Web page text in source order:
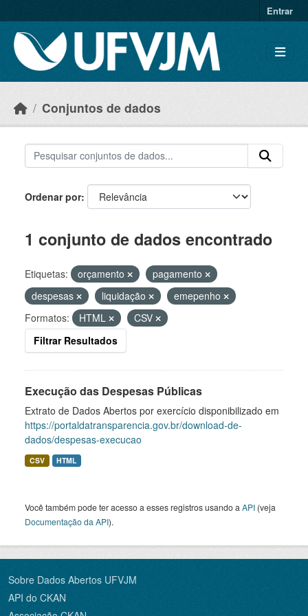
Entrar
Conjuntos de dados
Ordenar por
1 conjunto de dados encontrado
Etiquetas: orçamento
pagamento
despesas
liquidação
emepenho
Formatos:
HTML
CSV
Filtrar Resultados
Execução das Despesas Públicas
Extrato de Dados Abertos por exercício disponibilizado em
https://portaldatransparencia.gov.br/download-de-
dados/despesas-execucao
CSV HTML
Você também pode ter acesso a esses registros usando a API (veja
Documentação da API).
Sobre Dados Abertos UFVJM
API do CKAN